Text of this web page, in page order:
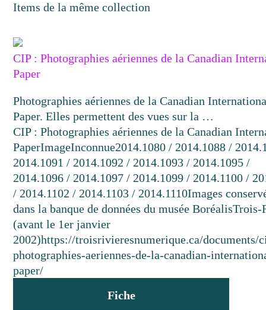
Items de la même collection
CIP : Photographies aériennes de la Canadian
Paper
Photographies aériennes de la Canadian
Paper. Elles permettent des vues sur la …
CIP : Photographies aériennes de la Canadian
PaperImageInconnue2014.1080 / 2014.1088 /
2014.1091 / 2014.1092 / 2014.1093 / 2014.1095 /
2014.1096 / 2014.1097 / 2014.1099 / 2014.1100 /
/ 2014.1102 / 2014.1103 / 2014.1110Images
dans la banque de données du musée BoréalisTrois-
(avant le 1er janvier
2002)https://troisrivieresnumerique.ca/documents/
photographies-aeriennes-de-la-canadian-
paper/
Fiche